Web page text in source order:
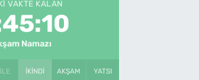
VAKTE KALAN
Namazı
İKINDI AKŞAM YATSI